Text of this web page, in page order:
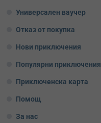
Универсален ваучер
Отказ от покупка
Нови приключения
Популярни приключения
Приключенска карта
Помощ
За нас